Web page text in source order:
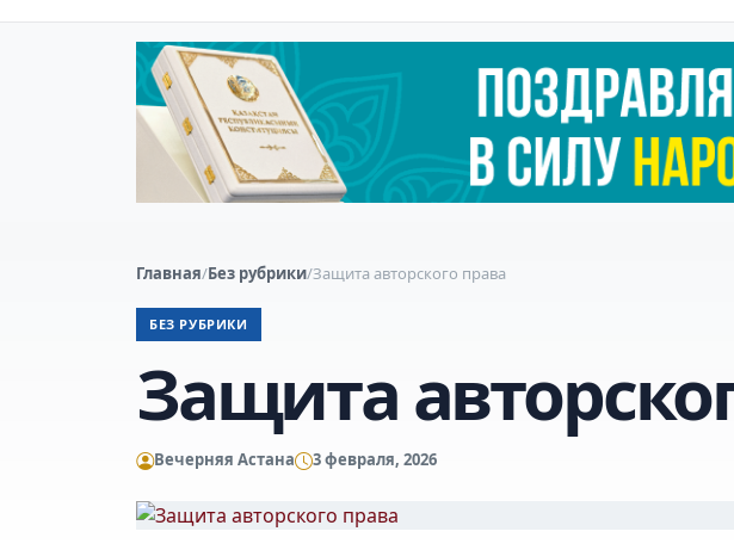
Главная/Без рубрики/Защита авторского права
БЕЗ РУБРИКИ
Защита
Вечерняя Астана 3 февраля, 2026